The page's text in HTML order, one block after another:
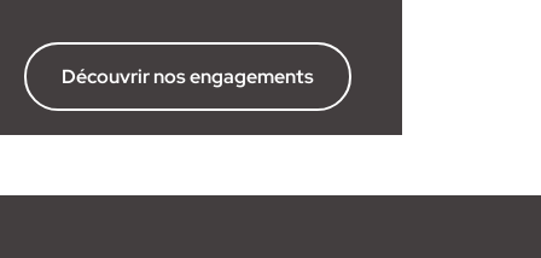
Découvrir nos engagements